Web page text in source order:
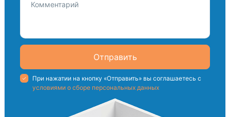
Отправить
При нажатии на кнопку «Отправить» вы соглашаетесь с
условиями о сборе персональных данных